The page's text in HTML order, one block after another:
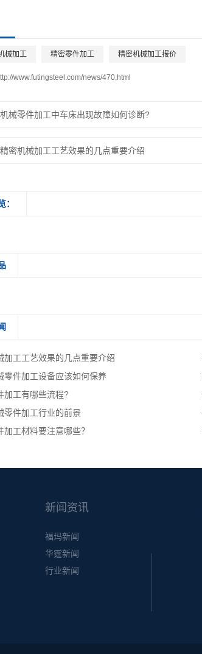
械加工 精密零件加工 精密机械加工报价
www.futingsteel.com/news/470.html
机械零件加工中车床出现故障如何诊断?
精密机械加工工艺效果的几点重要介绍
：
加工工艺效果的几点重要介绍
零件加工设备应该如何保养
加工有哪些流程?
零件加工行业的前景
加工材料要注意哪些？
新闻资讯
福玛新闻
华霆新闻
行业新闻